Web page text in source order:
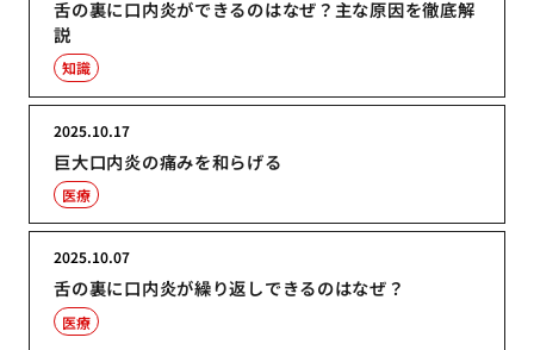
舌の裏に口内炎ができるのはなぜ？主な原因を徹底解
説
知識
巨大口内炎の痛みを和らげる
2025.10.17
医療
舌の裏に口内炎が繰り返しできるのはなぜ？
2025.10.07
医療